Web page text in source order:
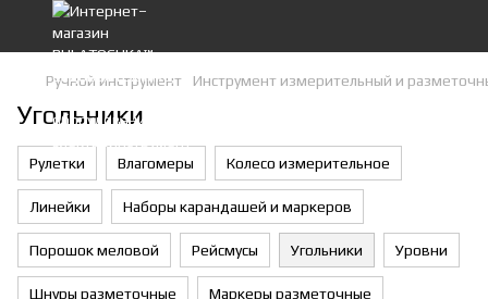
Ручной инструмент Инструмент измерительный и
Угольники
Рулетки Влагомеры Колесо измерительное
Линейки Наборы карандашей и маркеров
Порошок меловой Рейсмусы Угольники Уровни
Шнуры разметочные Маркеры разметочные